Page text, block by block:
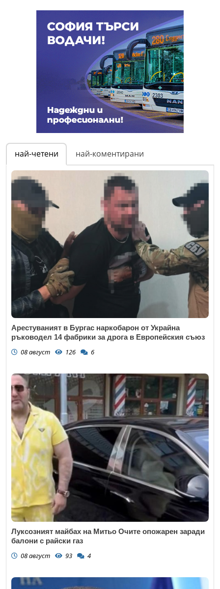
най-четени най-коментирани
Арестуваният в Бургас наркобарон от Украйна
ръководел 14 фабрики за дрога в Европейския съюз
08 август 126 6
Луксозният майбах на Митьо Очите опожарен заради
балони с райски газ
08 август 93 4